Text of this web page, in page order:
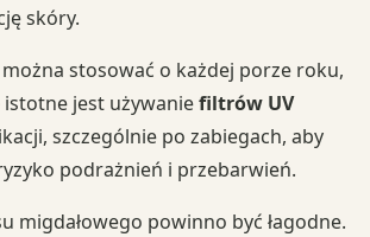
skóry.
można stosować o każdej porze roku,
jest używaniefiltrów UV
szczególnie po zabiegach, aby
podrażnień i przebarwień.
migdałowego powinno być łagodne.